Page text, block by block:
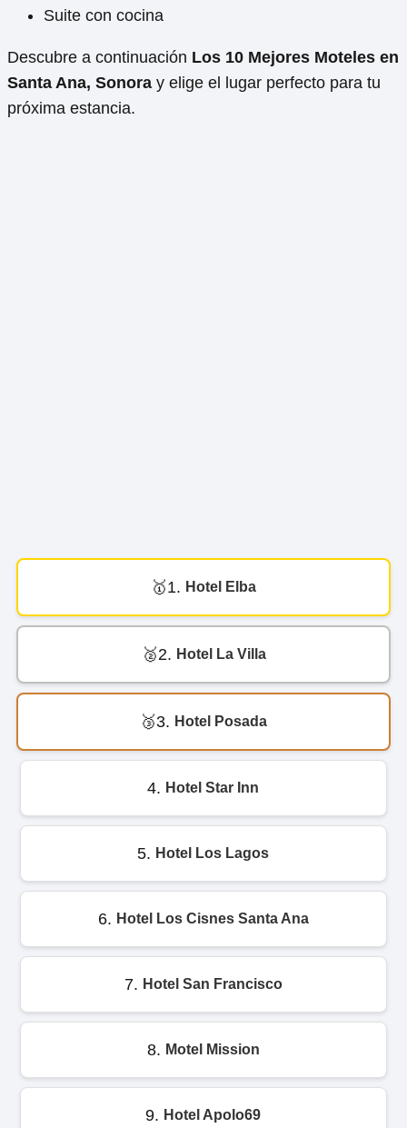
Suite con cocina
Descubre a continuación Los 10 Mejores Moteles en
Santa Ana, Sonora y elige el lugar perfecto para tu
próxima estancia.
1. Hotel Elba
2. Hotel La Villa
3. Hotel Posada
4. Hotel Star Inn
5. Hotel Los Lagos
6. Hotel Los Cisnes Santa Ana
7. Hotel San Francisco
8. Motel Mission
9. Hotel Apolo69